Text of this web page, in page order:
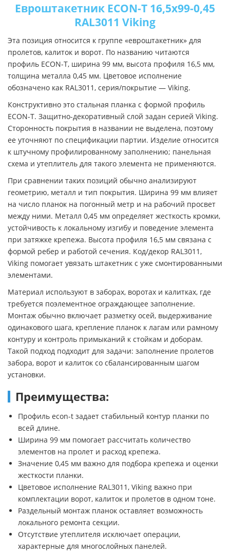
Евроштакетник ECON-T 16,5х99-0,45
RAL3011 Viking
Эта позиция относится к группе «евроштакетник» для
пролетов, калиток и ворот. По названию читаются
профиль ECON-T, ширина 99 мм, высота профиля 16,5 мм,
толщина металла 0,45 мм. Цветовое исполнение
обозначено как RAL3011, серия/покрытие — Viking.
Конструктивно это стальная планка с формой профиль
ECON-T. Защитно-декоративный слой задан серией Viking.
Сторонность покрытия в названии не выделена, поэтому
ее уточняют по спецификации партии. Изделие относится
к штучному профилированному заполнению; панельная
схема и утеплитель для такого элемента не применяются.
При сравнении таких позиций обычно анализируют
геометрию, металл и тип покрытия. Ширина 99 мм влияет
на число планок на погонный метр и на рабочий просвет
между ними. Металл 0,45 мм определяет жесткость кромки,
устойчивость к локальному изгибу и поведение элемента
при затяжке крепежа. Высота профиля 16,5 мм связана с
формой ребер и работой сечения. Код/декор RAL3011,
Viking помогает увязать штакетник с уже смонтированными
элементами.
Материал используют в заборах, воротах и калитках, где
требуется поэлементное ограждающее заполнение.
Монтаж обычно включает разметку осей, выдерживание
одинакового шага, крепление планок к лагам или рамному
контуру и контроль примыканий к стойкам и доборам.
Такой подход подходит для задачи: заполнение пролетов
забора, ворот и калиток со сбалансированным шагом
установки.
Преимущества:
Профиль econ-t задает стабильный контур планки по
всей длине.
Ширина 99 мм помогает рассчитать количество
элементов на пролет и расход крепежа.
Значение 0,45 мм важно для подбора крепежа и оценки
жесткости планки.
Цветовое исполнение RAL3011, Viking важно при
комплектации ворот, калиток и пролетов в одном тоне.
Раздельный монтаж планок оставляет возможность
локального ремонта секции.
Отсутствие утеплителя исключает операции,
характерные для многослойных панелей.